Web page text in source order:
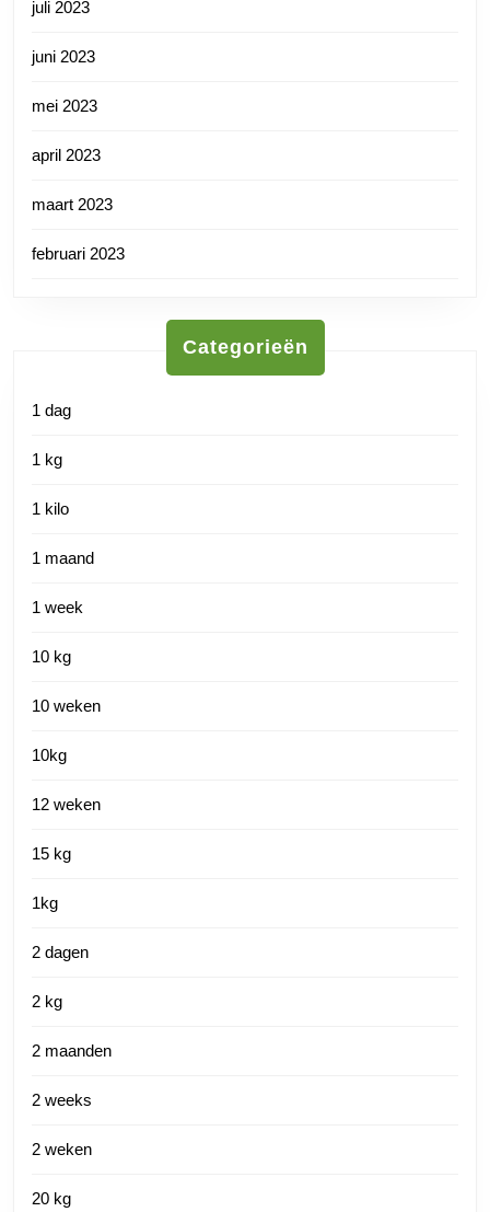
juli 2023
juni 2023
mei 2023
april 2023
maart 2023
februari 2023
Categorieën
1 dag
1 kg
1 kilo
1 maand
1 week
10 kg
10 weken
10kg
12 weken
15 kg
1kg
2 dagen
2 kg
2 maanden
2 weeks
2 weken
20 kg